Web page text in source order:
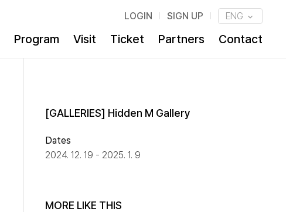
LOGIN SIGN UP ENG
Program Visit Ticket Partners Contact
[GALLERIES] Hidden M Gallery
Dates
2024. 12. 19 - 2025. 1. 9
MORE LIKE THIS